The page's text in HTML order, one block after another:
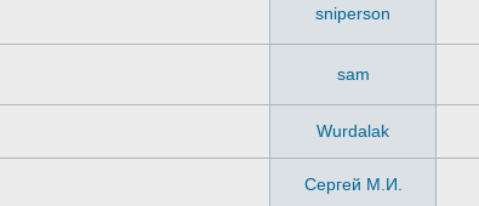
sniperson
sam
Wurdalak
Сергей М.И.